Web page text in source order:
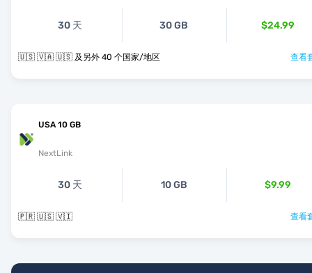
30 天 30 GB $24.99
🇺🇸 🇻🇦 🇺🇸 及另外 40 个国家/地区 查看
USA 10 GB
NextLink
30 天 10 GB $9.99
🇵🇷 🇺🇸 🇻🇮 查看